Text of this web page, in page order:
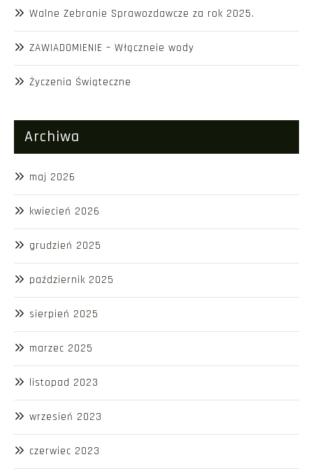
Walne Zebranie Sprawozdawcze za rok 2025.
ZAWIADOMIENIE – Włączneie wody
Życzenia Świąteczne
Archiwa
maj 2026
kwiecień 2026
grudzień 2025
październik 2025
sierpień 2025
marzec 2025
listopad 2023
wrzesień 2023
czerwiec 2023